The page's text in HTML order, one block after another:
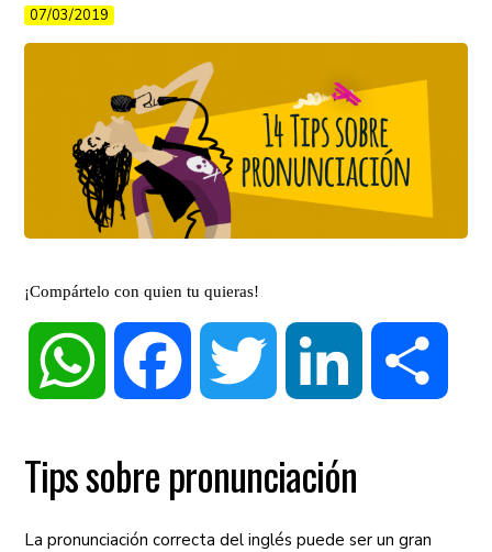
07/03/2019
¡Compártelo con quien tu quieras!
WhatsApp Facebook Twitter LinkedIn
Tips sobre pronunciación
La pronunciación correcta del inglés puede ser un gran